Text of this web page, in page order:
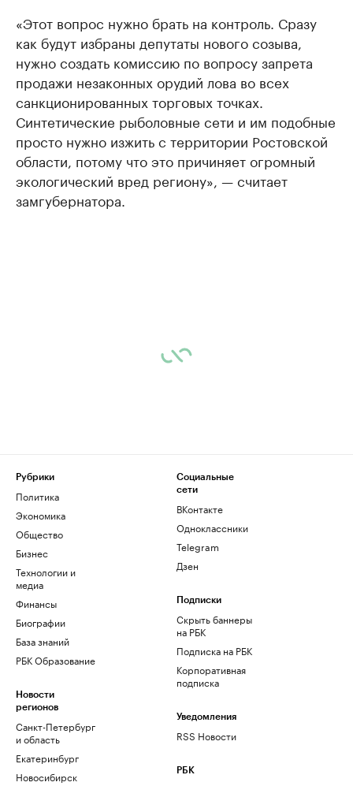
«Этот вопрос нужно брать на контроль. Сразу
как будут избраны депутаты нового созыва,
нужно создать комиссию по вопросу запрета
продажи незаконных орудий лова во всех
санкционированных торговых точках.
Синтетические рыболовные сети и им подобные
просто нужно изжить с территории Ростовской
области, потому что это причиняет огромный
экологический вред региону», — считает
замгубернатора.
Рубрики
Политика
Экономика
Общество
Бизнес
Технологии и
медиа
Финансы
Биографии
База знаний
РБК Образование
Новости
регионов
Санкт-Петербург
и область
Екатеринбург
Новосибирск
Социальные
сети
ВКонтакте
Одноклассники
Telegram
Дзен
Подписки
Скрыть баннеры
на РБК
Подписка на РБК
Корпоративная
подписка
Уведомления
RSS Новости
РБК